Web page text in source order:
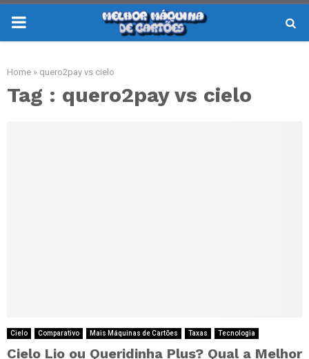
PRIMARY
Home » quero2pay vs cielo
Tag : quero2pay vs cielo
Cielo Comparativo Mais Máquinas de Cartões Taxas Tecnologia
Cielo Lio ou Queridinha Plus? Qual a Melhor